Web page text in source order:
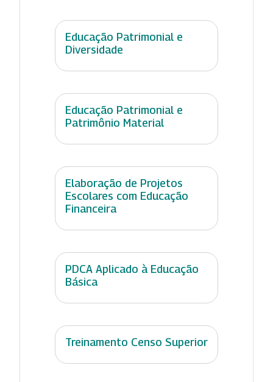
Educação Patrimonial e
Diversidade
Educação Patrimonial e
Patrimônio Material
Elaboração de Projetos
Escolares com Educação
Financeira
PDCA Aplicado à Educação
Básica
Treinamento Censo Superior